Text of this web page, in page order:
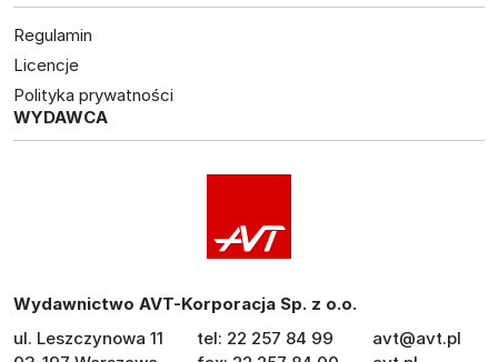
Regulamin
Licencje
Polityka prywatności
WYDAWCA
Wydawnictwo AVT-Korporacja Sp. z o.o.
ul. Leszczynowa 11
tel: 22 257 84 99
avt@avt.pl